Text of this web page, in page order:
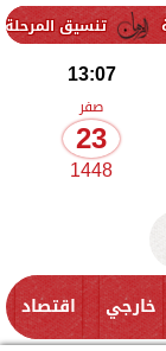
2026.. موعد إعلان الحد الأدنى وخطوات تسجيل الرغبات لطلاب الثانوية العامة
13:07
صفر
23
1448
خارجي اقتصاد